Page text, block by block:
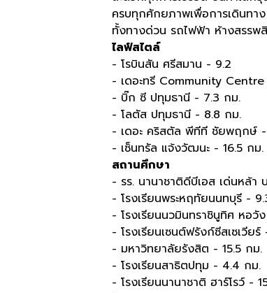
ครบทุกศักยภาพเพื่อการเดินทา
ทั้งทางด่วน รถไฟฟ้า ห้างสรรพ
ไลฟ์สไตล์
- โรบินสัน ศรีสมาน - 9.2
- เดอะทรี Community
- บิ๊ก ซี ปทุมธานี - 7.3 กม.
- โลตัส ปทุมธานี - 8.8 กม.
- เดอะ คริสตัล พีทีที ชัยพฤกษ์
- เซ็นทรัล แจ้งวัฒนะ - 16.5 กม.
สถานศึกษา
- รร. นานาชาติดีบีเอส เด่นหล้
- โรงเรียนพระหฤทัยนนทบุรี -
- โรงเรียนนวมินทราชินูทิศ หอวั
- โรงเรียนเซนต์ฟรังก์ซีสเซเวีย
- มหาวิทยาลัยรังสิต - 15.5 กม.
- โรงเรียนสาธิตปทุม - 4.4 กม.
- โรงเรียนนานาชาติ ฮาร์โรว์ -